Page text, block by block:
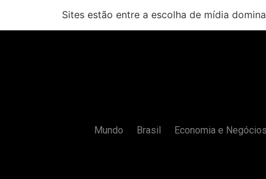
Sites estão entre a escolha de mídia
Mundo Brasil Economia e Negócios